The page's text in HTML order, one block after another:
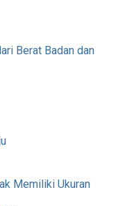
Berat Badan dan
Memiliki Ukuran